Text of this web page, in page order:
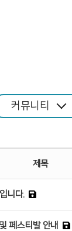
커뮤니티
제목
니다.
페스티발 안내